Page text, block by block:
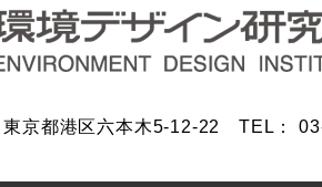
京都港区六本木5-12-22 TEL：